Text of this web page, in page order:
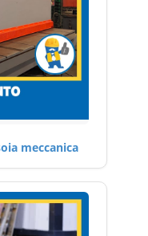
meccanica